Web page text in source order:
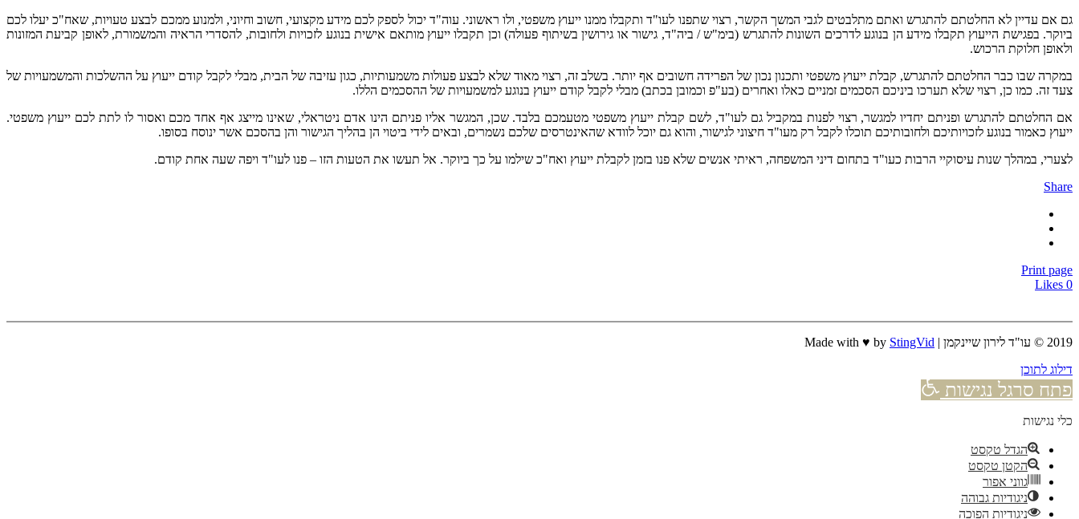
גם אם עדיין לא החלטתם להתגרש ואתם מתלבטים לגבי המשך הקשר, רצוי שתפנו לעו"ד ותקבלו ממנו ייעוץ משפטי, ולו ראשוני. עוה"ד יכול לספק לכם מידע מקצועי, חשוב וחיוני, ולמנוע ממכם לבצע טעויות, שאח"כ יעלו לכם
ביוקר. בפגישת הייעוץ תקבלו מידע הן בנוגע לדרכים השונות להתגרש (בימ"ש / ביה"ד, גישור או גירושין בשיתוף פעולה) וכן תקבלו ייעוץ מותאם אישית בנוגע לזכויות ולחובות, להסדרי הראיה והמשמורת, לאופן קביעת המזונות
ולאופן חלוקת הרכוש.
במקרה שבו כבר החלטתם להתגרש, קבלת ייעוץ משפטי ותכנון נכון של הפרידה חשובים אף יותר. בשלב זה, רצוי מאוד שלא לבצע פעולות משמעותיות, כגון עזיבה של הבית, מבלי לקבל קודם ייעוץ על ההשלכות והמשמעויות של
צעד זה. כמו כן, רצוי שלא תערכו ביניכם הסכמים זמניים כאלו ואחרים (בע"פ וכמובן בכתב) מבלי לקבל קודם ייעוץ בנוגע למשמעויות של ההסכמים הללו.
אם החלטתם להתגרש ופניתם יחדיו למגשר, רצוי לפנות במקביל גם לעו"ד, לשם קבלת ייעוץ משפטי מטעמכם בלבד. שכן, המגשר אליו פניתם הינו אדם ניטראלי, שאינו מייצג אף אחד מכם ואסור לו לתת לכם ייעוץ משפטי.
ייעוץ כאמור בנוגע לזכויותיכם ולחובותיכם תוכלו לקבל רק מעו"ד חיצוני לגישור, והוא גם יוכל לוודא שהאינטרסים שלכם נשמרים, ובאים לידי ביטוי הן בהליך הגישור והן בהסכם אשר ינוסח בסופו.
לצערי, במהלך שנות עיסוקיי הרבות כעו"ד בתחום דיני המשפחה, ראיתי אנשים שלא פנו בזמן לקבלת ייעוץ ואח"כ שילמו על כך ביוקר. אל תעשו את הטעות הזו – פנו לעו"ד ויפה שעה אחת קודם.
Share
Print page
0
2019 © עו"ד לירון שיינקמן | Made with ♥ by
StingVid
דילוג לתוכן
פתח סרגל נגישות
כלי נגישות
הגדל טקסט
הקטן טקסט
גווני אפור
ניגודיות גבוהה
ניגודיות הפוכה